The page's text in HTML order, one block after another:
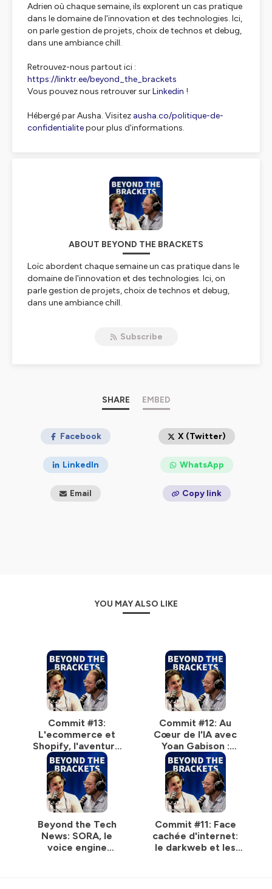
Adrien où chaque semaine, ils explorent un cas pratique
dans le domaine de l'innovation et des technologies. Ici,
on parle gestion de projets, choix de technos et debug,
dans une ambiance chill.
Retrouvez-nous partout ici :
https://linktr.ee/beyond_the_brackets
Vous pouvez nous retrouver surLinkedin !
Hébergé par Ausha. Visitez ausha.co/politique-de-
confidentialitepour plus d'informations.
ABOUT BEYOND THE BRACKETS
Loïc abordent chaque semaine un cas pratique dans le
domaine de l'innovation et des technologies. Ici, on
parle gestion de projets, choix de technos et debug,
dans une ambiance chill.
pour plus d'informations.
Subscribe
SHARE EMBED
Facebook X (Twitter)
LinkedIn WhatsApp
Email Copy link
YOU MAY ALSO LIKE
Commit #13:
L'ecommerce et
Shopify, l'aventure
Gradiweb avec Loïc
Blancher
Commit #12: Au
Cœur de l'IA avec
Yoan Gabison :
Révélations d'un
Développeur Top
1% Upwork
Beyond the Tech
News: SORA, le
voice engine
Commit #11: Face
cachée d'internet:
le darkweb et les